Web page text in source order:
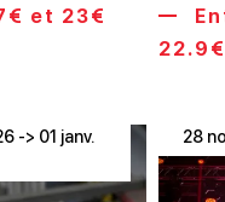
et 23€
22.9€
-> 01 janv.
28